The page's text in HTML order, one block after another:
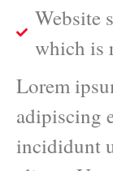
Website
which is
Lorem
adipiscing
incididunt